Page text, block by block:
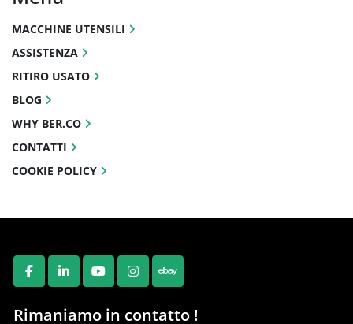
FACEBOOK
LINKEDINYOUTUBEINSTAGRAM
EBAY
Rimaniamo in contatto !
MACCHINE UTENSILI
ASSISTENZA
RITIRO USATO
BLOG
WHY BER.CO
CONTATTI
COOKIE POLICY